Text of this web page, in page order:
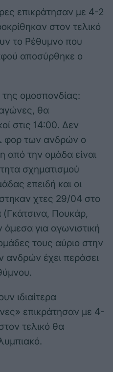
επικράτησαν με 4-2
στον τελικό
το Ρέθυμνο που
αποσύρθηκε ο
ομοσπονδίας:
αγώνες, θα
στις 14:00. Δεν
φορ των ανδρών ο
από την ομάδα είναι
σχηματισμού
επειδή και οι
χτες 29/04 στο
Πουκάρ,
για αγωνιστική
τους αύριο στην
ανδρών έχει περάσει
ιδιαίτερα
επικράτησαν με 4-
τελικό θα